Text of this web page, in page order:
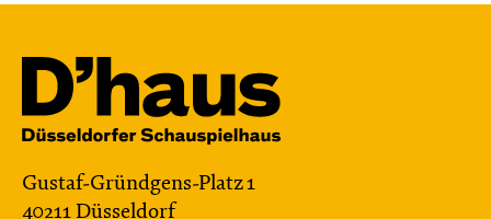
Gustaf-Gründgens-Platz 1
40211 Düsseldorf